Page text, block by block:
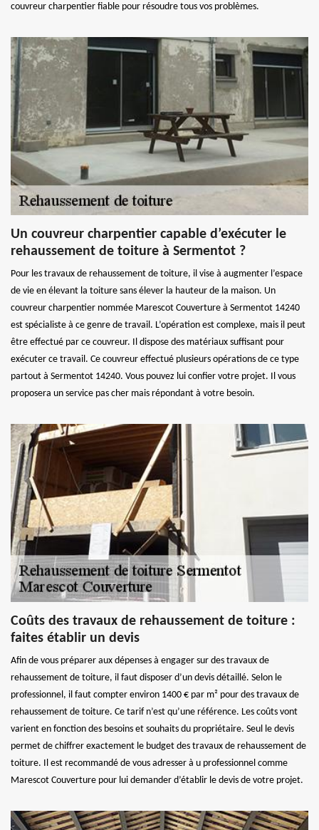
couvreur charpentier fiable pour résoudre tous vos problèmes.
Un couvreur charpentier capable d’exécuter le
rehaussement de toiture à Sermentot ?
Pour les travaux de rehaussement de toiture, il vise à augmenter l’espace
de vie en élevant la toiture sans élever la hauteur de la maison. Un
couvreur charpentier nommée Marescot Couverture à Sermentot 14240
est spécialiste à ce genre de travail. L’opération est complexe, mais il peut
être effectué par ce couvreur. Il dispose des matériaux suffisant pour
exécuter ce travail. Ce couvreur effectué plusieurs opérations de ce type
partout à Sermentot 14240. Vous pouvez lui confier votre projet. Il vous
proposera un service pas cher mais répondant à votre besoin.
Coûts des travaux de rehaussement de toiture :
faites établir un devis
Afin de vous préparer aux dépenses à engager sur des travaux de
rehaussement de toiture, il faut disposer d’un devis détaillé. Selon le
professionnel, il faut compter environ 1400 € par m² pour des travaux de
rehaussement de toiture. Ce tarif n’est qu’une référence. Les coûts vont
varient en fonction des besoins et souhaits du propriétaire. Seul le devis
permet de chiffrer exactement le budget des travaux de rehaussement de
toiture. Il est recommandé de vous adresser à u professionnel comme
Marescot Couverture pour lui demander d’établir le devis de votre projet.